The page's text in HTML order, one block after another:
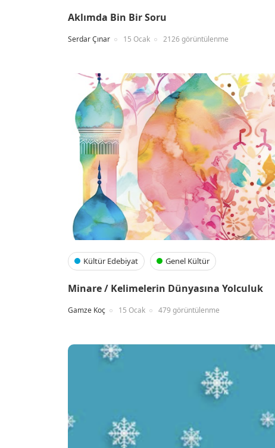
Aklımda Bin Bir Soru
Serdar Çınar 15 Ocak 2126 görüntülenme
Kültür Edebiyat Genel Kültür
Minare / Kelimelerin Dünyasına Yolculuk
Gamze Koç 15 Ocak 479 görüntülenme